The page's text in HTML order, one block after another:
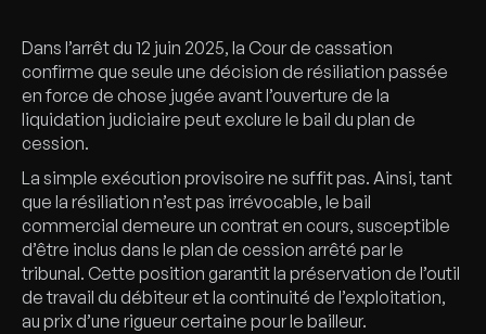
Dans l’arrêt du 12 juin 2025, la Cour de cassation
confirme que seule une décision de résiliation passée
en force de chose jugée avant l’ouverture de la
liquidation judiciaire peut exclure le bail du plan de
cession.
La simple exécution provisoire ne suffit pas. Ainsi, tant
que la résiliation n’est pas irrévocable, le bail
commercial demeure un contrat en cours, susceptible
d’être inclus dans le plan de cession arrêté par le
tribunal. Cette position garantit la préservation de l’outil
de travail du débiteur et la continuité de l’exploitation,
au prix d’une rigueur certaine pour le bailleur.